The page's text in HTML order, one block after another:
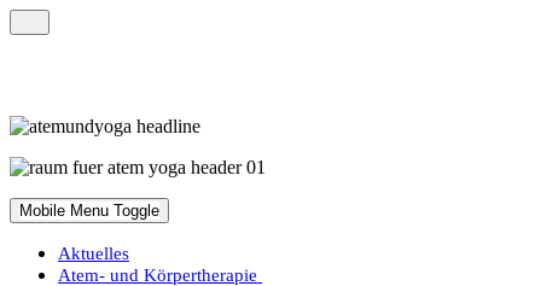
Mobile Menu Toggle
Aktuelles
Atem- und Körpertherapie